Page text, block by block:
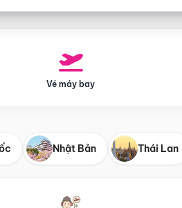
Vé máy bay
Nhật Bản Thái Lan